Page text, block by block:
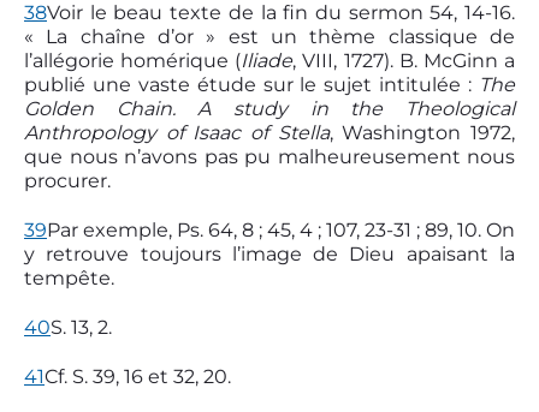
38Voir le beau texte de la fin du sermon 54, 14-16.
« La chaîne d’or » est un thème classique de
l’allégorie homérique (Iliade, VIII, 17­27). B. McGinn a
publié une vaste étude sur le sujet intitulée : The
Golden Chain. A study in the Theological
Anthropology of Isaac of Stella, Washington 1972,
que nous n’avons pas pu malheureusement nous
procurer.
39Par exemple, Ps. 64, 8 ; 45, 4 ; 107, 23-31 ; 89, 10. On
y retrouve toujours l’image de Dieu apaisant la
tempête.
40S. 13, 2.
41Cf. S. 39, 16 et 32, 20.